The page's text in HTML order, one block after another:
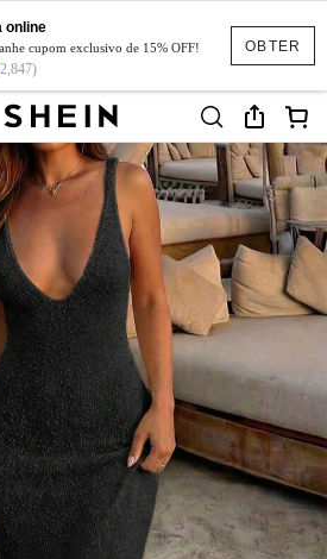
OBTER
online
cupom exclusivo de 15% OFF!